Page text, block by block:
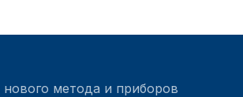
нового метода и приборов